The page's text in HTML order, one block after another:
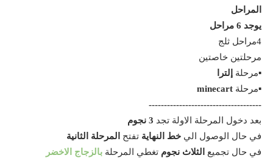
المراحل
يوجد 6 مراحل
4مراحل ثلج
مرحلتين خاصتين
▪مرحلة إلترا
▪مرحلة minecart
-------------------------------------
بعد دخول المرحلة الاولة تجد
في حال الوصول الي خط النهاية تفتح
المرحلة الثانية
في حال تجميع
الثلاث نجوم تغطي المرحلة بالزجاج الاخضر